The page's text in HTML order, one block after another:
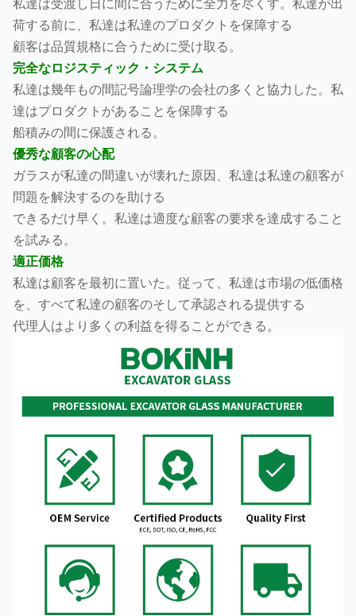
荷する前に、私達は私達のプロダクトを保障する
顧客は品質規格に合うために受け取る。
完全なロジスティック・システム
私達は幾年もの間記号論理学の会社の多くと協力した。私
達はプロダクトがあることを保障する
船積みの間に保護される。
優秀な顧客の心配
ガラスが私達の間違いが壊れた原因、私達は私達の顧客が
問題を解決するのを助ける
できるだけ早く。私達は適度な顧客の要求を達成すること
を試みる。
適正価格
私達は顧客を最初に置いた。従って、私達は市場の低価格
を、すべて私達の顧客のそして承認される提供する
代理人はより多くの利益を得ることができる。